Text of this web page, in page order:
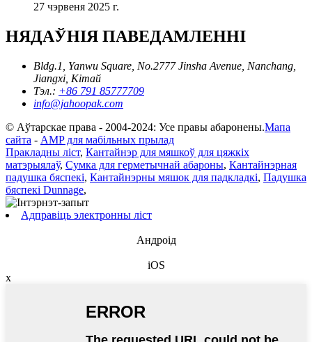
27 чэрвеня 2025 г.
НЯДАЎНІЯ ПАВЕДАМЛЕННІ
Bldg.1, Yanwu Square, No.2777 Jinsha Avenue, Nanchang,
Jiangxi, Кітай
Тэл.: +86 791 85777709
info@jahoopak.com
© Аўтарскае права - 2004-2024: Усе правы абаронены.Мапа
сайта - AMP для мабільных прылад
Пракладны ліст, Кантайнэр для мяшкоў для цяжкіх
матэрыялаў, Сумка для герметычнай абароны, Кантайнэрная
падушка бяспекі, Кантайнэрны мяшок для падкладкі, Падушка
бяспекі Dunnage,
Адправіць электронны ліст
Андроід
iOS
x